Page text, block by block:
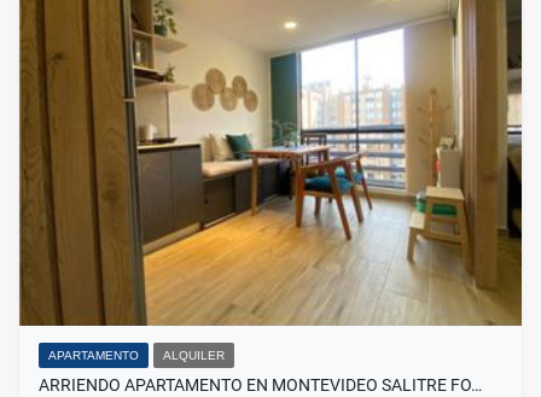
APARTAMENTO ALQUILER
ARRIENDO APARTAMENTO EN MONTEVIDEO SALITRE FO…